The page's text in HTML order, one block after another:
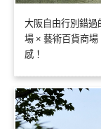
大阪自由行別錯
場 × 藝術百貨商
感！